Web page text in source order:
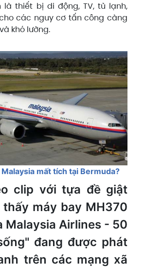
thiết bị di động, TV, tủ lạnh,
các nguy cơ tấn công càng
khó lường.
mất tích tại Bermuda?
clip với tựa đề giật
máy bay MH370
Malaysia Airlines - 50
đang được phát
trên các mạng xã